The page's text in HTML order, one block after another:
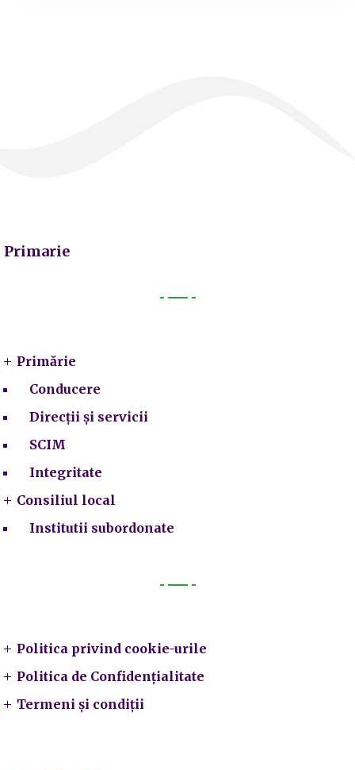
Primarie
Primărie
Conducere
Direcții și servicii
SCIM
Integritate
Consiliul local
Institutii subordonate
Politica privind cookie-urile
Politica de Confidențialitate
Termeni și condiții